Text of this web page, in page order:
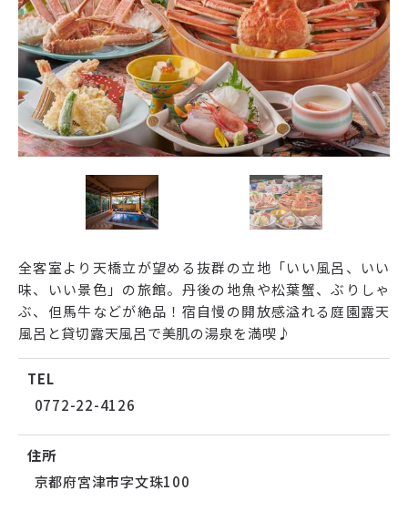
全客室より天橋立が望める抜群の立地「いい風呂、いい
味、いい景色」の旅館。丹後の地魚や松葉蟹、ぶりしゃ
ぶ、但馬牛などが絶品！宿自慢の開放感溢れる庭園露天
風呂と貸切露天風呂で美肌の湯泉を満喫♪
TEL
0772-22-4126
住所
京都府宮津市字文珠100